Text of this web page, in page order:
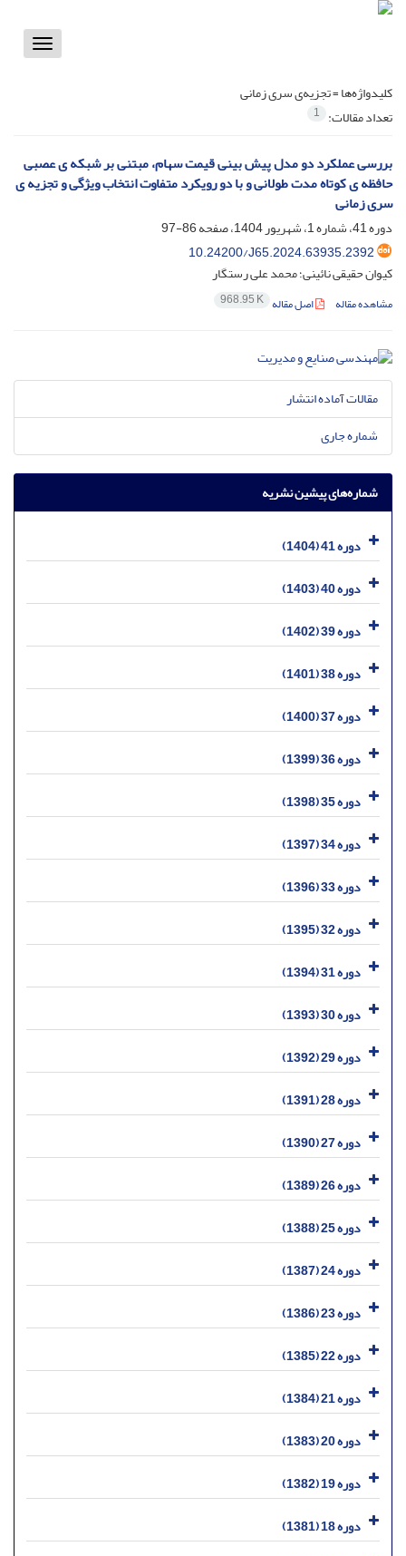
Toggle
کلیدواژه‌ها =تجزیه‌ی سری زمانی
تعداد مقالات: 1
بررسی عملکرد دو مدل پیش بینی قیمت سهام، مبتنی بر شبکه ی عصبی
حافظه ی کوتاه مدت طولانی و با دو رویکرد متفاوت انتخاب ویژگی و تجزیه ی
سری زمانی
دوره 41، شماره 1، شهریور 1404، صفحه
86-97
10.24200/J65.2024.63935.2392
کیوان حقیقی نائینی؛ محمد علی رستگار
مشاهده مقاله اصل مقاله 968.95 K
مقالات آماده انتشار
شماره جاری
شماره‌های پیشین نشریه
دوره 41 (1404)
دوره 40 (1403)
دوره 39 (1402)
دوره 38 (1401)
دوره 37 (1400)
دوره 36 (1399)
دوره 35 (1398)
دوره 34 (1397)
دوره 33 (1396)
دوره 32 (1395)
دوره 31 (1394)
دوره 30 (1393)
دوره 29 (1392)
دوره 28 (1391)
دوره 27 (1390)
دوره 26 (1389)
دوره 25 (1388)
دوره 24 (1387)
دوره 23 (1386)
دوره 22 (1385)
دوره 21 (1384)
دوره 20 (1383)
دوره 19 (1382)
دوره 18 (1381)